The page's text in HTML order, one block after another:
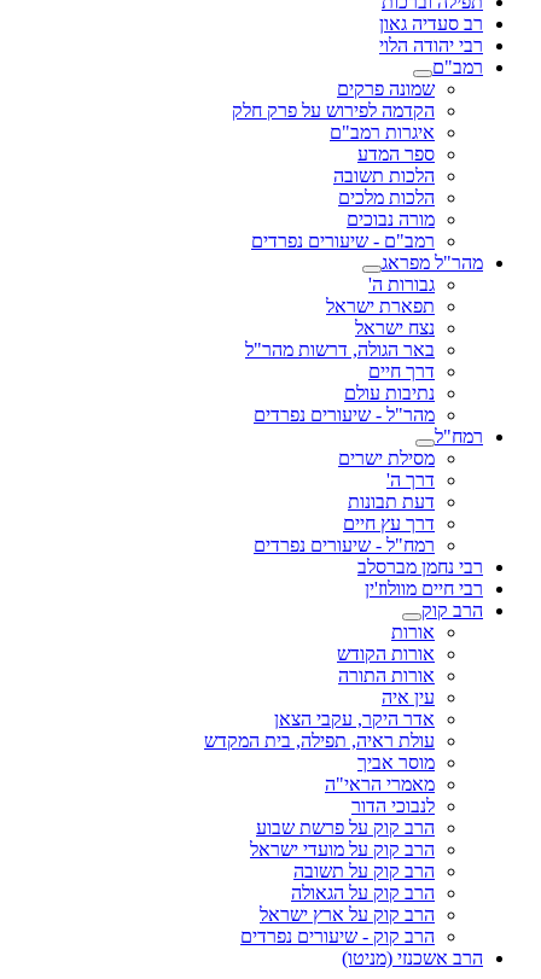
רב סעדיה גאון
רבי יהודה הלוי
רמב"ם
שמונה פרקים
הקדמה לפירוש על פרק חלק
איגרות רמב"ם
ספר המדע
הלכות תשובה
הלכות מלכים
מורה נבוכים
רמב"ם - שיעורים נפרדים
מהר"ל מפראג
גבורות ה'
תפארת ישראל
נצח ישראל
באר הגולה, דרשות מהר"ל
דרך חיים
נתיבות עולם
מהר"ל - שיעורים נפרדים
רמח"ל
מסילת ישרים
דרך ה'
דעת תבונות
דרך עץ חיים
רמח"ל - שיעורים נפרדים
רבי נחמן מברסלב
רבי חיים מוולוז'ין
הרב קוק
אורות
אורות הקודש
אורות התורה
עין איה
אדר היקר, עקבי הצאן
עולת ראיה, תפילה, בית המקדש
מוסר אביך
מאמרי הראי"ה
לנבוכי הדור
הרב קוק על פרשת שבוע
הרב קוק על מועדי ישראל
הרב קוק על תשובה
הרב קוק על הגאולה
הרב קוק על ארץ ישראל
הרב קוק - שיעורים נפרדים
הרב אשכנזי (מניטו)